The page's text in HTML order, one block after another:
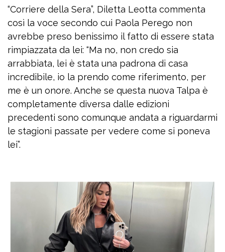
“Corriere della Sera”, Diletta Leotta commenta
così la voce secondo cui Paola Perego non
avrebbe preso benissimo il fatto di essere stata
rimpiazzata da lei: “Ma no, non credo sia
arrabbiata, lei è stata una padrona di casa
incredibile, io la prendo come riferimento, per
me è un onore. Anche se questa nuova Talpa è
completamente diversa dalle edizioni
precedenti sono comunque andata a riguardarmi
le stagioni passate per vedere come si poneva
lei”.